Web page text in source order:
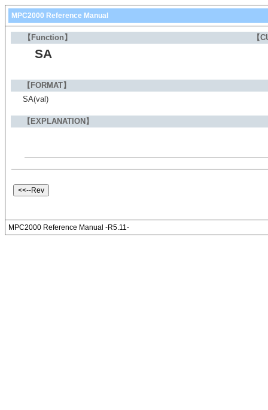
MPC2000 Reference Manual
【Function】 【
SA
【FORMAT】
SA(val)
【EXPLANATION】
MPC2000 Reference Manual -R5.11-